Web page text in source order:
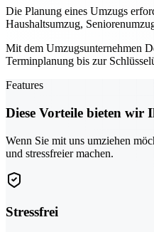
Die Planung eines Umzugs
Haushaltsumzug,
Mit dem Umzugsunternehmen
Terminplanung bis zur
Features
Diese Vorteile bieten wir
Wenn Sie mit uns umziehen
und stressfreier machen.
Stressfrei